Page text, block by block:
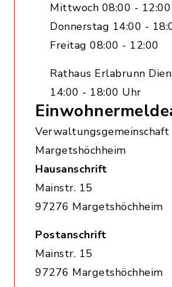
Mittwoch 08:00 - 12:00
Donnerstag 14:00 -
Freitag 08:00 - 12:00
Rathaus Erlabrunn
14:00 - 18:00 Uhr
Verwaltungsgemeinschaft
Margetshöchheim
Hausanschrift
Mainstr. 15
97276 Margetshöchheim
Postanschrift
Mainstr. 15
97276 Margetshöchheim